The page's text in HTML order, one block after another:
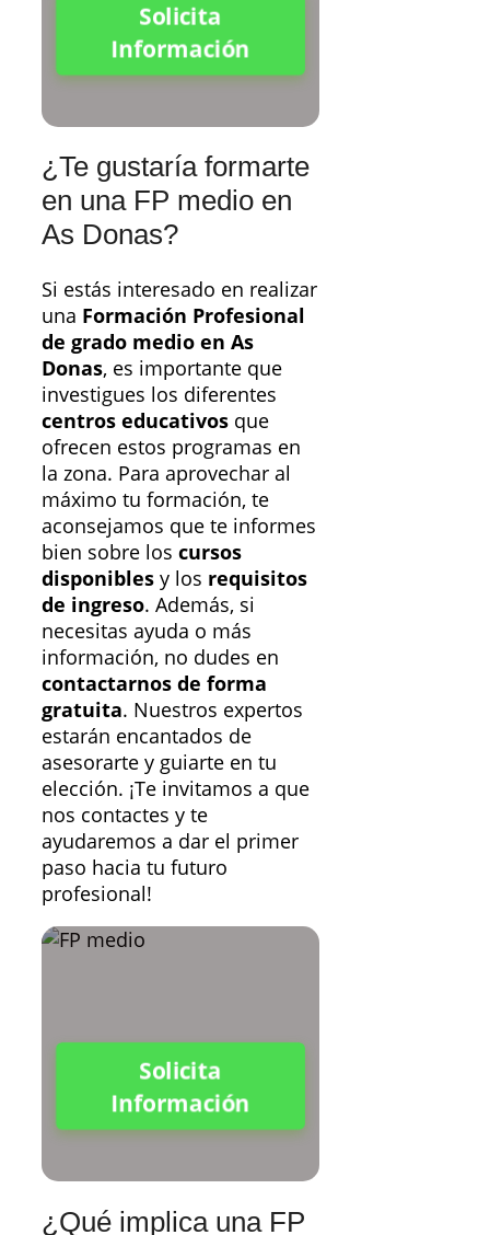
Solicita
Información
¿Te gustaría formarte
en una FP medio en
As Donas?
Si estás interesado en realizar
una Formación Profesional
de grado medio en As
Donas, es importante que
investigues los diferentes
centros educativos que
ofrecen estos programas en
la zona. Para aprovechar al
máximo tu formación, te
aconsejamos que te informes
bien sobre los cursos
disponibles y los requisitos
de ingreso. Además, si
necesitas ayuda o más
información, no dudes en
contactarnos de forma
gratuita. Nuestros expertos
estarán encantados de
asesorarte y guiarte en tu
elección. ¡Te invitamos a que
nos contactes y te
ayudaremos a dar el primer
paso hacia tu futuro
profesional!
Solicita
Información
¿Qué implica una FP